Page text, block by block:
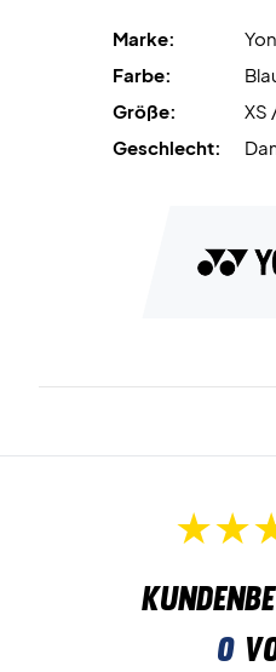
Marke:
Farbe:
Größe:
XS
Geschlecht:
0